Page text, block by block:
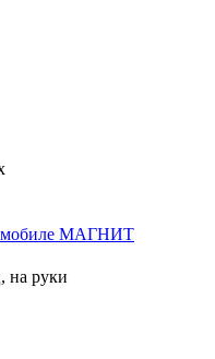
МАГНИТ
на руки